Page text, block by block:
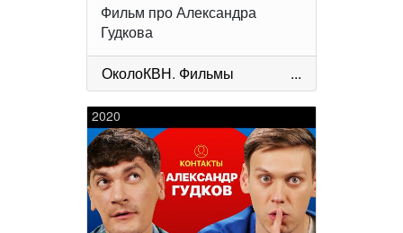
Фильм про Александра
Гудкова
ОколоКВН. Фильмы ...
2020